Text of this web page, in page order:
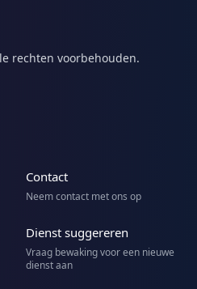
rechten voorbehouden.
Contact
Neem contact met ons op
Dienst suggereren
Vraag bewaking voor een nieuwe
dienst aan